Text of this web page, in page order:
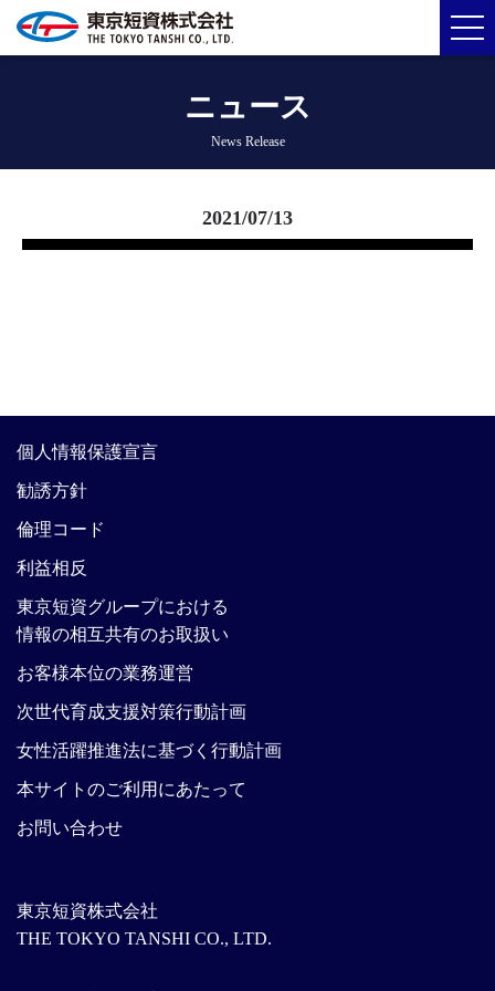
ニュース
News Release
2021/07/13
東京短資株式会社
THE TOKYO TANSHI CO., LTD.
個人情報保護宣言
勧誘方針
倫理コード
利益相反
東京短資グループにおける
情報の相互共有のお取扱い
お客様本位の業務運営
次世代育成支援対策行動計画
女性活躍推進法に基づく行動計画
本サイトのご利用にあたって
お問い合わせ